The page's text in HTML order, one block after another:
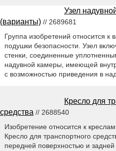
Узел
(варианты) // 2689681
Группа изобретений относится к
подушки безопасности. Узел
стенки, соединенные
надувной камеры, имеющей
с возможностью приведения в
Кресло для
средства // 2688540
Изобретение относится к
Кресло для транспортного
передней поверхностью и задней